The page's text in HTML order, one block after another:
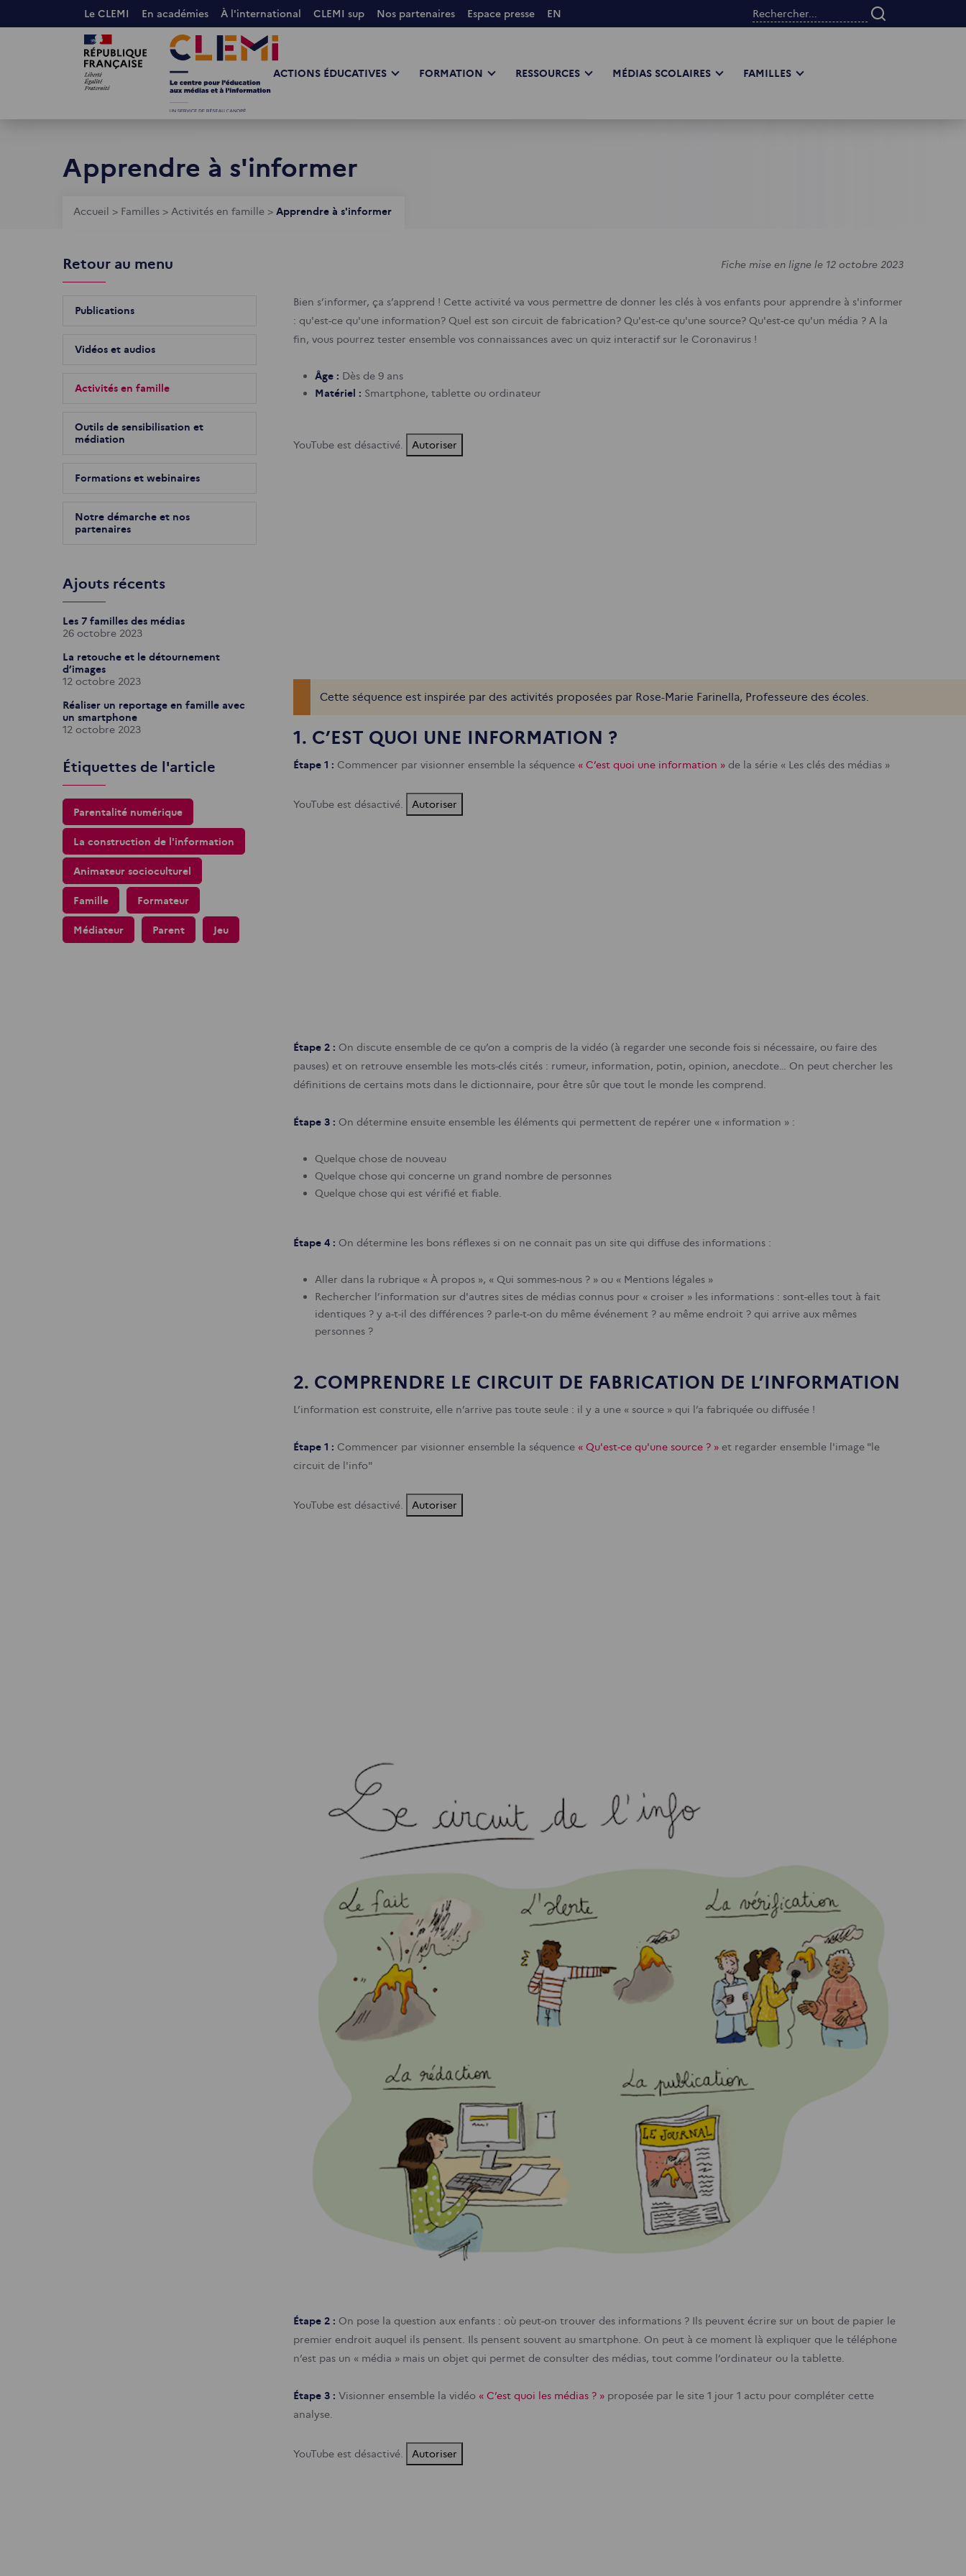
au
Le CLEMI En académies À l'international CLEMI sup Nos partenaires Espace presse EN Rechercher...
Images Images
ACTIONS ÉDUCATIVES FORMATION RESSOURCES MÉDIAS SCOLAIRES FAMILLES
Apprendre à s'informer
Fil
Accueil > Familles > Activités en famille > Apprendre à s'informer
Fiche mise en ligne le 12 octobre 2023
Bien s’informer, ça s’apprend ! Cette activité va vous permettre de donner les clés à vos enfants pour apprendre à s'informer
: qu'est-ce qu'une information? Quel est son circuit de fabrication? Qu'est-ce qu'une source? Qu'est-ce qu'un média ? A la
fin, vous pourrez tester ensemble vos connaissances avec un quiz interactif sur le Coronavirus !
Âge : Dès de 9 ans
Matériel : Smartphone, tablette ou ordinateur
YouTube est désactivé. Autoriser
Cette séquence est inspirée par des activités proposées par Rose-Marie Farinella, Professeure des écoles.
1. C’EST QUOI UNE INFORMATION ?
Étape 1 : Commencer par visionner ensemble la séquence « C’est quoi une information » de la série « Les clés des médias »
YouTube est désactivé. Autoriser
Étape 2 : On discute ensemble de ce qu’on a compris de la vidéo (à regarder une seconde fois si nécessaire, ou faire des
pauses) et on retrouve ensemble les mots-clés cités : rumeur, information, potin, opinion, anecdote… On peut chercher les
définitions de certains mots dans le dictionnaire, pour être sûr que tout le monde les comprend.
Étape 3 : On détermine ensuite ensemble les éléments qui permettent de repérer une « information » :
Quelque chose de nouveau
Quelque chose qui concerne un grand nombre de personnes
Quelque chose qui est vérifié et fiable.
Étape 4 : On détermine les bons réflexes si on ne connait pas un site qui diffuse des informations :
Aller dans la rubrique « À propos », « Qui sommes-nous ? » ou « Mentions légales »
Rechercher l’information sur d'autres sites de médias connus pour « croiser » les informations : sont-elles tout à fait
identiques ? y a-t-il des différences ? parle-t-on du même événement ? au même endroit ? qui arrive aux mêmes
personnes ?
2. COMPRENDRE LE CIRCUIT DE FABRICATION DE L’INFORMATION
L’information est construite, elle n’arrive pas toute seule : il y a une « source » qui l’a fabriquée ou diffusée !
Étape 1 : Commencer par visionner ensemble la séquence « Qu'est-ce qu'une source ? » et regarder ensemble l'image "le
circuit de l'info"
YouTube est désactivé. Autoriser
Étape 2 : On pose la question aux enfants : où peut-on trouver des informations ? Ils peuvent écrire sur un bout de papier le
premier endroit auquel ils pensent. Ils pensent souvent au smartphone. On peut à ce moment là expliquer que le téléphone
n’est pas un « média » mais un objet qui permet de consulter des médias, tout comme l’ordinateur ou la tablette.
Étape 3 : Visionner ensemble la vidéo « C’est quoi les médias ? » proposée par le site 1 jour 1 actu pour compléter cette
analyse.
YouTube est désactivé. Autoriser
Retour au menu
Publications
Vidéos et audios
Activités en famille
Outils de sensibilisation et
médiation
Formations et webinaires
Notre démarche et nos
partenaires
Ajouts récents
Les 7 familles des médias
26 octobre 2023
La retouche et le détournement
d’images
12 octobre 2023
Réaliser un reportage en famille avec
un smartphone
12 octobre 2023
Étiquettes de l'article
Parentalité numérique
La construction de l'information
Animateur socioculturel
Famille Formateur
Médiateur Parent Jeu